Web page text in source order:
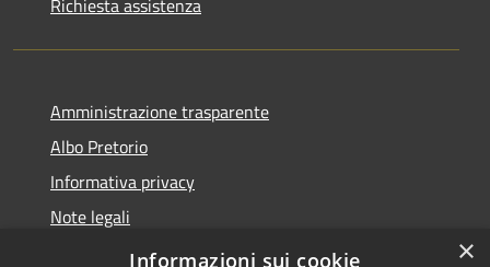
Richiesta assistenza
Amministrazione trasparente
Albo Pretorio
Informativa privacy
Note legali
Dichiarazione di accessibilità
×
Informazioni sui cookie